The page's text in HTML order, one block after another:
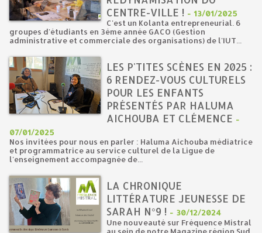
CENTRE-VILLE ! - 13/01/2025
C'est un Kolanta entrepreneurial. 6
groupes d'étudiants en 3ème année GACO (Gestion
administrative et commerciale des organisations) de l'IUT...
LES P'TITES SCÈNES EN 2025 :
6 RENDEZ-VOUS CULTURELS
POUR LES ENFANTS
PRÉSENTÉS PAR HALUMA
AICHOUBA ET CLÉMENCE -
07/01/2025
Nos invitées pour nous en parler : Haluma Aichouba médiatrice
et programmatrice au service culturel de la Ligue de
l'enseignement accompagnée de...
LA CHRONIQUE
LITTÉRATURE JEUNESSE DE
SARAH N°9 ! - 30/12/2024
Une nouveauté sur Fréquence Mistral